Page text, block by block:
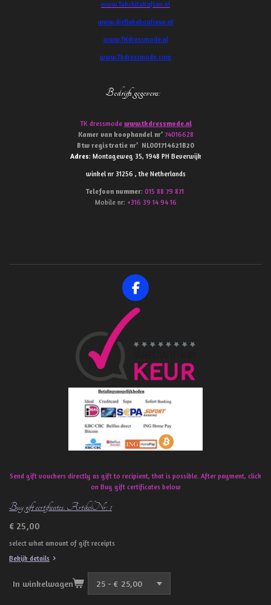
www.TakchitaKaftan.nl
www.djellababoutique.nl
www.TKdressmode.nl
www.Tkdressmode.com
Bedrijfs gegevens:
TK dressmode www.tkdressmode.nl
Kamer van koophandel nr’ 74016628
Btw registratie nr’ NL001714621B20
Adres: Montageweg 35, 1948 PH Beverwijk
winkel nr 31256 , the Netherlands
Telefoon nummer: 015 88 79 871
Mobile nr: +316 39 14 94 16
F
a
c
b
o
k
Send gift vouchers directly as gift to recipient, that is possible. After payment, click
on Buy gift certificates below
Buy gift certificates. ArtikelNr: 1
€ 25,00
select what amount of gift receipts
Bekijk details
In winkelwagen